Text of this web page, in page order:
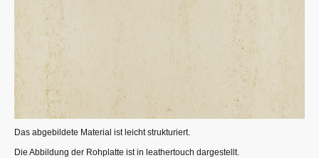
Das abgebildete Material ist leicht strukturiert.
Die Abbildung der Rohplatte ist in leathertouch dargestellt.